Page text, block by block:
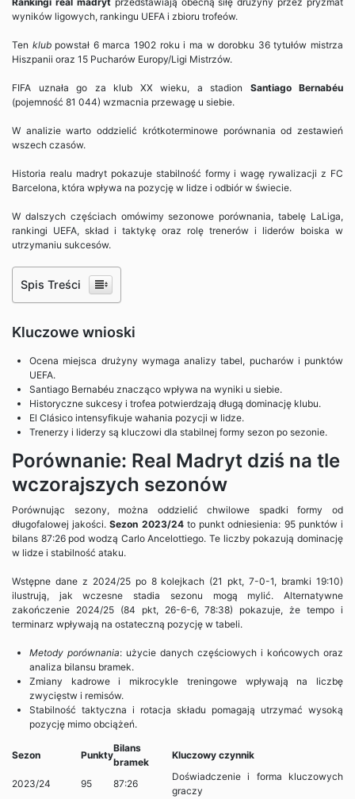
wyników ligowych, rankingu UEFA i zbioru trofeów.
Ten klubpowstał 6 marca 1902 roku i ma w dorobku 36 tytułów mistrza
Hiszpanii oraz 15 Pucharów Europy/Ligi Mistrzów.
FIFA uznała go za klub XX wieku, a stadion Santiago Bernabéu
(pojemność 81 044) wzmacnia przewagę u siebie.
W analizie warto oddzielić krótkoterminowe porównania od zestawień
wszech czasów.
Historia realu madryt pokazuje stabilność formy i wagę rywalizacji z FC
Barcelona, która wpływa na pozycję w lidze i odbiór w świecie.
W dalszych częściach omówimy sezonowe porównania, tabelę LaLiga,
rankingi UEFA, skład i taktykę oraz rolę trenerów i liderów boiska w
utrzymaniu sukcesów.
Spis Treści
Kluczowe wnioski
Ocena miejsca drużyny wymaga analizy tabel, pucharów i punktów
UEFA.
Santiago Bernabéu znacząco wpływa na wyniki u siebie.
Historyczne sukcesy i trofea potwierdzają długą dominację klubu.
El Clásico intensyfikuje wahania pozycji w lidze.
Trenerzy i liderzy są kluczowi dla stabilnej formy sezon po sezonie.
Porównanie: Real Madryt dziś na tle
wczorajszych sezonów
Porównując sezony, można oddzielić chwilowe spadki formy od
długofalowej jakości.Sezon 2023/24to punkt odniesienia: 95 punktów i
bilans 87:26 pod wodzą Carlo Ancelottiego. Te liczby pokazują dominację
w lidze i stabilność ataku.
Wstępne dane z 2024/25 po 8 kolejkach (21 pkt, 7-0-1, bramki 19:10)
ilustrują, jak wczesne stadia sezonu mogą mylić. Alternatywne
zakończenie 2024/25 (84 pkt, 26-6-6, 78:38) pokazuje, że tempo i
terminarz wpływają na ostateczną pozycję w tabeli.
Metody porównania: użycie danych częściowych i końcowych oraz
analiza bilansu bramek.
Zmiany kadrowe i mikrocykle treningowe wpływają na liczbę
zwycięstw i remisów.
Stabilność taktyczna i rotacja składu pomagają utrzymać wysoką
pozycję mimo obciążeń.
Sezon Punkty
Bilans
bramek
Kluczowy czynnik
2023/24 95 87:26
Doświadczenie i forma kluczowych
graczy